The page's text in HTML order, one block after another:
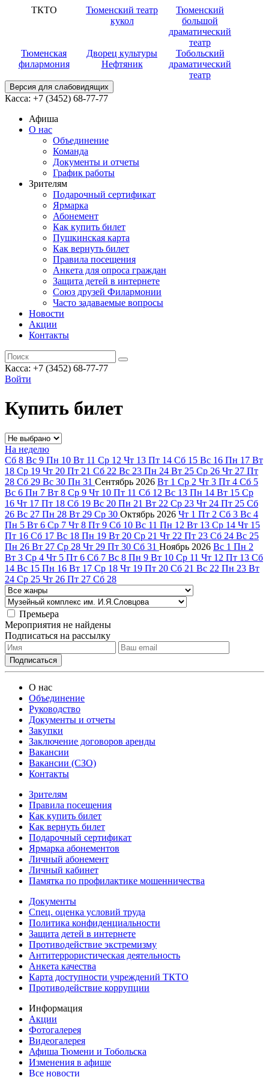
ТКТО
Тюменский театр
кукол
Тюменский
большой
драматический
театр
Тюменская
филармония
Дворец культуры
Нефтяник
Тобольский
драматический
театр
Версия для слабовидящих
Касса: +7 (3452) 68-77-77
Афиша
О нас
Объединение
Команда
Документы и отчеты
График работы
Зрителям
Подарочный сертификат
Ярмарка
Абонемент
Как купить билет
Пушкинская карта
Как вернуть билет
Правила посещения
Анкета для опроса граждан
Защита детей в интернете
Союз друзей Филармонии
Часто задаваемые вопросы
Новости
Акции
Контакты
Касса: +7 (3452) 68-77-77
Войти
Купить билет
На неделю
Сб 8 Вс 9 Пн 10 Вт 11 Ср 12 Чт 13 Пт 14 Сб 15 Вс 16 Пн 17 Вт
18 Ср 19 Чт 20 Пт 21 Сб 22 Вс 23 Пн 24 Вт 25 Ср 26 Чт 27 Пт
28 Сб 29 Вс 30 Пн 31 Сентябрь 2026 Вт 1 Ср 2 Чт 3 Пт 4 Сб 5
Вс 6 Пн 7 Вт 8 Ср 9 Чт 10 Пт 11 Сб 12 Вс 13 Пн 14 Вт 15 Ср
16 Чт 17 Пт 18 Сб 19 Вс 20 Пн 21 Вт 22 Ср 23 Чт 24 Пт 25 Сб
26 Вс 27 Пн 28 Вт 29 Ср 30 Октябрь 2026 Чт 1 Пт 2 Сб 3 Вс 4
Пн 5 Вт 6 Ср 7 Чт 8 Пт 9 Сб 10 Вс 11 Пн 12 Вт 13 Ср 14 Чт 15
Пт 16 Сб 17 Вс 18 Пн 19 Вт 20 Ср 21 Чт 22 Пт 23 Сб 24 Вс 25
Пн 26 Вт 27 Ср 28 Чт 29 Пт 30 Сб 31 Ноябрь 2026 Вс 1 Пн 2
Вт 3 Ср 4 Чт 5 Пт 6 Сб 7 Вс 8 Пн 9 Вт 10 Ср 11 Чт 12 Пт 13 Сб
14 Вс 15 Пн 16 Вт 17 Ср 18 Чт 19 Пт 20 Сб 21 Вс 22 Пн 23 Вт
24 Ср 25 Чт 26 Пт 27 Сб 28
Премьера
Мероприятия не найдены
Подписаться на рассылку
О нас
Объединение
Руководство
Документы и отчеты
Закупки
Заключение договоров аренды
Вакансии
Вакансии (СЗО)
Контакты
Зрителям
Правила посещения
Как купить билет
Как вернуть билет
Подарочный сертификат
Ярмарка абонементов
Личный абонемент
Личный кабинет
Памятка по профилактике мошенничества
Документы
Спец. оценка условий труда
Политика конфиденциальности
Защита детей в интернете
Противодействие экстремизму
Антитеррористическая деятельность
Анкета качества
Карта доступности учреждений ТКТО
Противодействие коррупции
Информация
Акции
Фотогалерея
Видеогалерея
Афиша Тюмени и Тобольска
Изменения в афише
Все новости